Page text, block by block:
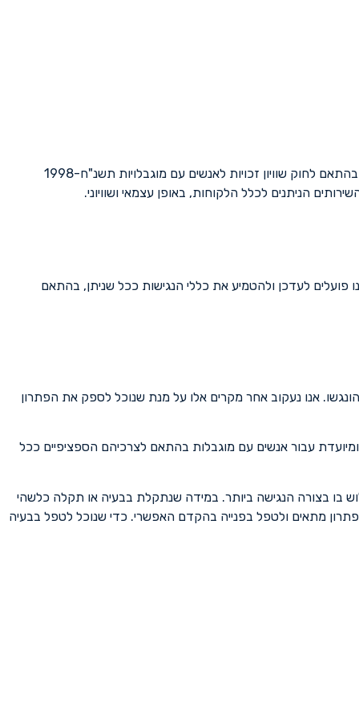
חברת טור נט דיגיטל בע"מ נוקטת את מירב המאמצים ומשקיעה משאבים רבים על מנת לספק לכל לקוחותיה שירות שוויוני, מכובד, נגיש ומקצועי. בהתאם לחוק שוויון זכויות לאנשים עם מוגבלויות תשנ"ח-1998
הניתנים לכלל הלקוחות, באופן עצמאי ושוויוני.
לעדכן ולהטמיע את כללי הנגישות ככל שניתן, בהתאם
אנו נעקוב אחר מקרים אלו על מנת שנוכל לספק את הפתרון
עבור אנשים עם מוגבלות בהתאם לצרכיהם הספציפיים ככל
בו בצורה הנגישה ביותר. במידה שנתקלת בבעיה או תקלה כלשהי
מתאים ולטפל בפנייה בהקדם האפשרי. כדי שנוכל לטפל בבעיה